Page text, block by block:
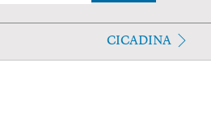
CICADINA